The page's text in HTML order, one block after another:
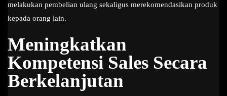
melakukan pembelian ulang sekaligus merekomendasikan produk
kepada orang lain.
Meningkatkan
Kompetensi Sales Secara
Berkelanjutan